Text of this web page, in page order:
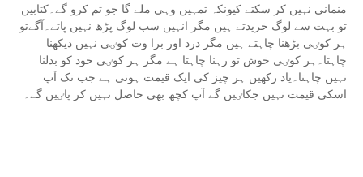
منمانی نہیں کر سکتے کیونکہ تمہیں وہی ملے گا جو تم کرو گے۔کتابیں
تو بہت سے لوگ خریدتے ہیں مگر انہیں سب لوگ پڑھ نہیں پاتے۔آگےتو
ہر کوٸی بڑھنا چاہتے ہیں مگر درد اور برا وت کوٸی نہیں دیکھنا
چاہتا۔ہر کوٸی خوش تو رہنا چاہتا ہے مگر ہر کوٸی خود کو بدلنا
نہیں چاہتا۔یاد رکھیں ہر چیز کی ایک قیمت ہوتی ہے جب تک آپ
اسکی قیمت نہیں جکاٸیں گے آپ کچھ بھی حاصل نہیں کر پاٸیں گے۔